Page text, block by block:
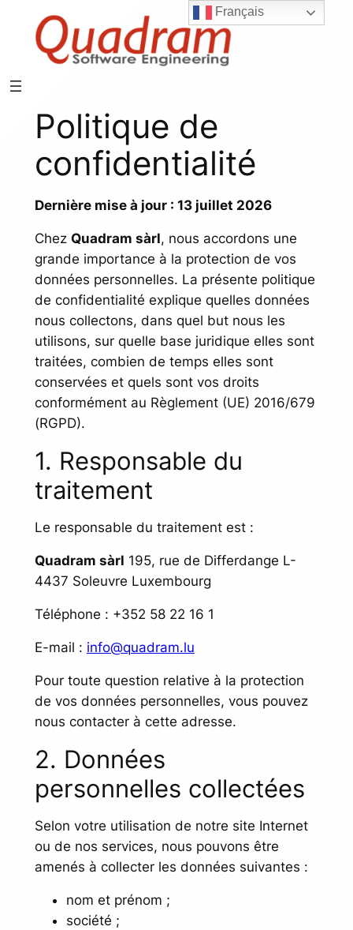
contenu
Politique de
confidentialité
Dernière mise à jour : 13 juillet 2026
Chez Quadram sàrl, nous accordons une
grande importance à la protection de vos
données personnelles. La présente politique
de confidentialité explique quelles données
nous collectons, dans quel but nous les
utilisons, sur quelle base juridique elles sont
traitées, combien de temps elles sont
conservées et quels sont vos droits
conformément au Règlement (UE) 2016/679
(RGPD).
1. Responsable du
traitement
Le responsable du traitement est :
Quadram sàrl 195, rue de Differdange L-
4437 Soleuvre Luxembourg
Téléphone : +352 58 22 16 1
E-mail : info@quadram.lu
Pour toute question relative à la protection
de vos données personnelles, vous pouvez
nous contacter à cette adresse.
2. Données
personnelles collectées
Selon votre utilisation de notre site Internet
ou de nos services, nous pouvons être
amenés à collecter les données suivantes :
nom et prénom ;
société ;
Français